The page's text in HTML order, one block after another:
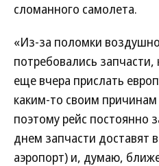
сломанного самолета.
«Из-за поломки
потребовались
еще вчера прислать
каким-то своим
поэтому рейс постоянно
днем запчасти доставят
аэропорт) и, думаю,